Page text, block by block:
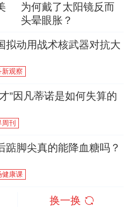
为何戴了太阳镜反而
头晕眼胀？
拟动用战术核武器对抗大
新观察
”因凡蒂诺是如何失算的
刊
踮脚尖真的能降血糖吗？
健康课
换一换